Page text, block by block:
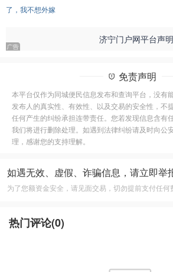
了，我不想外嫁
济宁门户网平台声明
免责声明
本平台仅作为同城便民信息发布和查询平台，没有
发布人的真实性、有效性、以及交易的安全性，不
任何产生的纠纷承担连带责任。您若发现信息含有
我们将进行删除处理。如遇到法律纠纷请及时向公
理，感谢您的支持理解。
如遇无效、虚假、诈骗信息，请立即举
为了您额资金安全，请见面交易，切勿提前支付任何
热门评论(0)